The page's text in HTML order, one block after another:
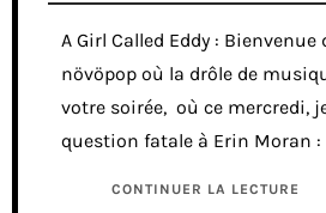
A Girl Called Eddy :
növöpop où la drôle de
votre soirée, où ce mercredi,
question fatale à Erin Moran :
CONTINUER LA LECTURE